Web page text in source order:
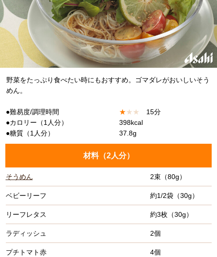
野菜をたっぷり食べたい時にもおすすめ。ゴマダレがおいしいそう
めん。
●難易度/調理時間 ★★ ★
15分
●カロリー（1人分）
398kcal
●糖質（1人分）
37.8g
材料（2人分）
そうめん 2束（80g）
ベビーリーフ 約1/2袋（30g）
リーフレタス 約3枚（30g）
ラディッシュ 2個
プチトマト赤 4個